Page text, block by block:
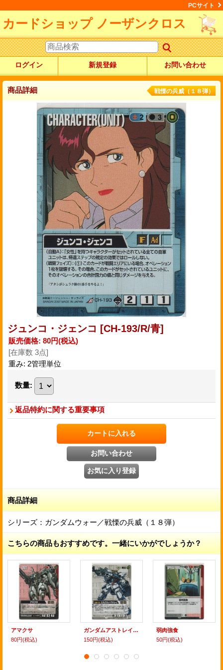
PCサイト
カードショップ ノーザンクロス
ログイン 新規登録 お問い合わせ
商品詳細 戦慄の兵威（１８弾）
ジュンコ・ジェンコ [CH-193/R/青]
販売価格: 80円(税込)
[在庫数 3点]
重み: 2管理単位
数量:
返品特約に関する重要事項
商品詳細
シリーズ：ガンダムウォー／戦慄の兵威（１８弾）
こちらの商品もおすすめです。一緒にいかがでしょうか？
アマクサ
80円(税込)
ガンダムアストレイ・アウトフレーム
150円(税込)
弱肉強食
50円(税込)